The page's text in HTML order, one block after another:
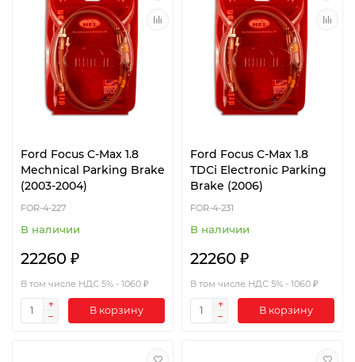
Ford Focus C-Max 1.8
Mechnical Parking Brake
(2003-2004)
FOR-4-227
В наличии
22260 ₽
В том числе НДС 5% - 1060 ₽
В корзину
Ford Focus C-Max 1.8
TDCi Electronic Parking
Brake (2006)
FOR-4-231
В наличии
22260 ₽
В том числе НДС 5% - 1060 ₽
В корзину